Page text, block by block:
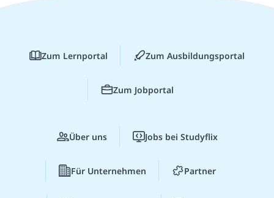
Zum Lernportal Zum Ausbildungsportal
Zum Jobportal
Über uns Jobs bei Studyflix
Für Unternehmen Partner